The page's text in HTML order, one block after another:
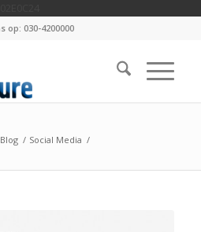
op: 030-4200000
Blog / Social Media /